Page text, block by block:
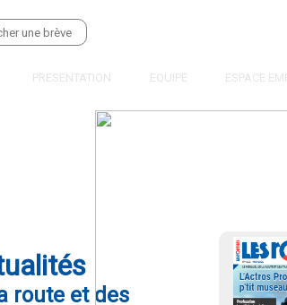
PRESENTATION EQUIPE ESPACE
route et des